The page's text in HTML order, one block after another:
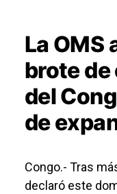
La OMS
brote de
del
de
Congo.- Tras
declaró este